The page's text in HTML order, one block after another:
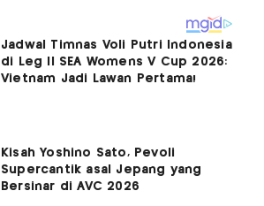
Jadwal Timnas Voli Putri Indonesia
di Leg II SEA Womens V Cup 2026:
Vietnam Jadi Lawan Pertama!
Kisah Yoshino Sato, Pevoli
Supercantik asal Jepang yang
Bersinar di AVC 2026